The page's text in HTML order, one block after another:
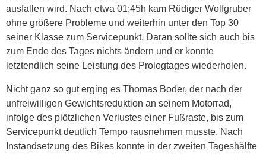
ausfallen wird. Nach etwa 01:45h kam Rüdiger Wolfgruber
ohne größere Probleme und weiterhin unter den Top 30
seiner Klasse zum Servicepunkt. Daran sollte sich auch bis
zum Ende des Tages nichts ändern und er konnte
letztendlich seine Leistung des Prologtages wiederholen.
Nicht ganz so gut erging es Thomas Boder, der nach der
unfreiwilligen Gewichtsreduktion an seinem Motorrad,
infolge des plötzlichen Verlustes einer Fußraste, bis zum
Servicepunkt deutlich Tempo rausnehmen musste. Nach
Instandsetzung des Bikes konnte in der zweiten Tageshälfte